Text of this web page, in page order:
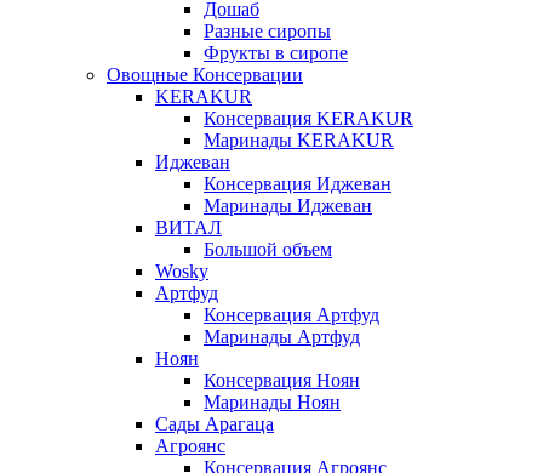
Дошаб
Разные сиропы
Фрукты в сиропе
Овощные Консервации
KERAKUR
Консервация KERAKUR
Маринады KERAKUR
Иджеван
Консервация Иджеван
Маринады Иджеван
ВИТАЛ
Большой объем
Wosky
Артфуд
Консервация Артфуд
Маринады Артфуд
Ноян
Консервация Ноян
Маринады Ноян
Сады Арагаца
Агроянс
Консервация Агроянс